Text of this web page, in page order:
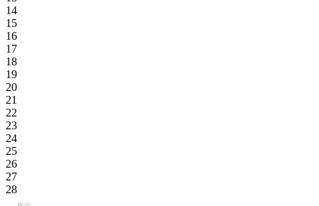
14
15
16
17
18
19
20
21
22
23
24
25
26
27
28